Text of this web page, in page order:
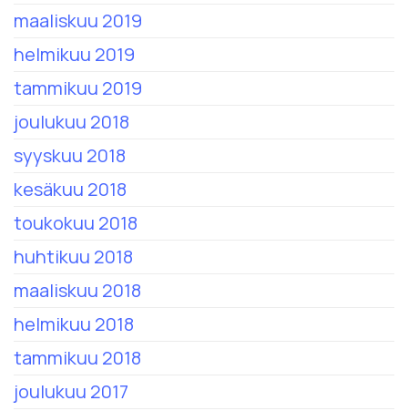
maaliskuu 2019
helmikuu 2019
tammikuu 2019
joulukuu 2018
syyskuu 2018
kesäkuu 2018
toukokuu 2018
huhtikuu 2018
maaliskuu 2018
helmikuu 2018
tammikuu 2018
joulukuu 2017